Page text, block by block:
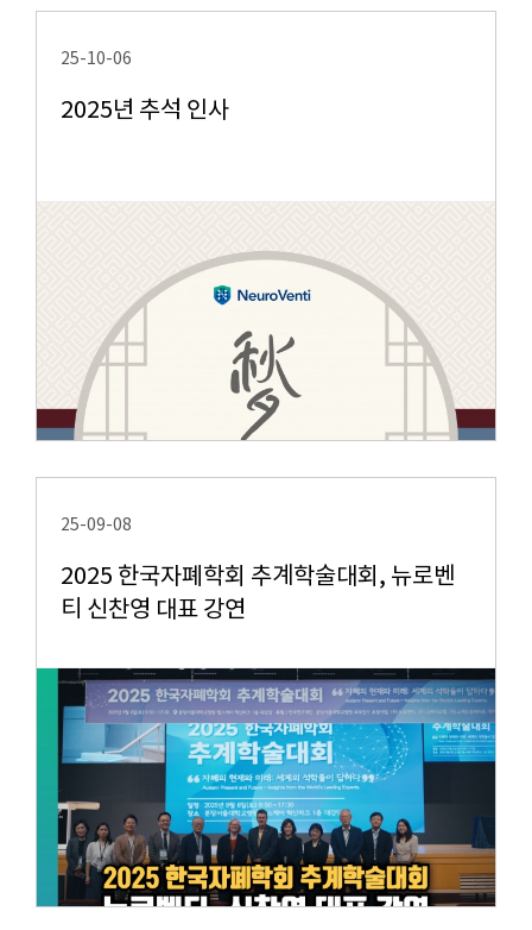
25-10-06
2025년 추석 인사
25-09-08
2025 한국자폐학회 추계학술대회, 뉴로벤
티 신찬영 대표 강연